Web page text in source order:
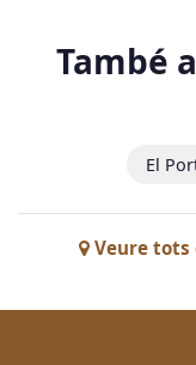
També
El
Veure tots